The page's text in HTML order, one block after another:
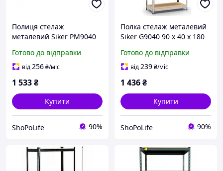
Полиця стелаж
металевий Siker PM9040
навантаження 875 кг
збірної для гаража
Готово до відправки
від256₴/міс
1 533₴
Купити
ShoPoLife 90%
Полка стелаж металевий
Siker G9040 90 х 40 х 180
стелаж збірної для
гаража і комори
Готово до відправки
від239₴/міс
1 436₴
Купити
ShoPoLife 90%